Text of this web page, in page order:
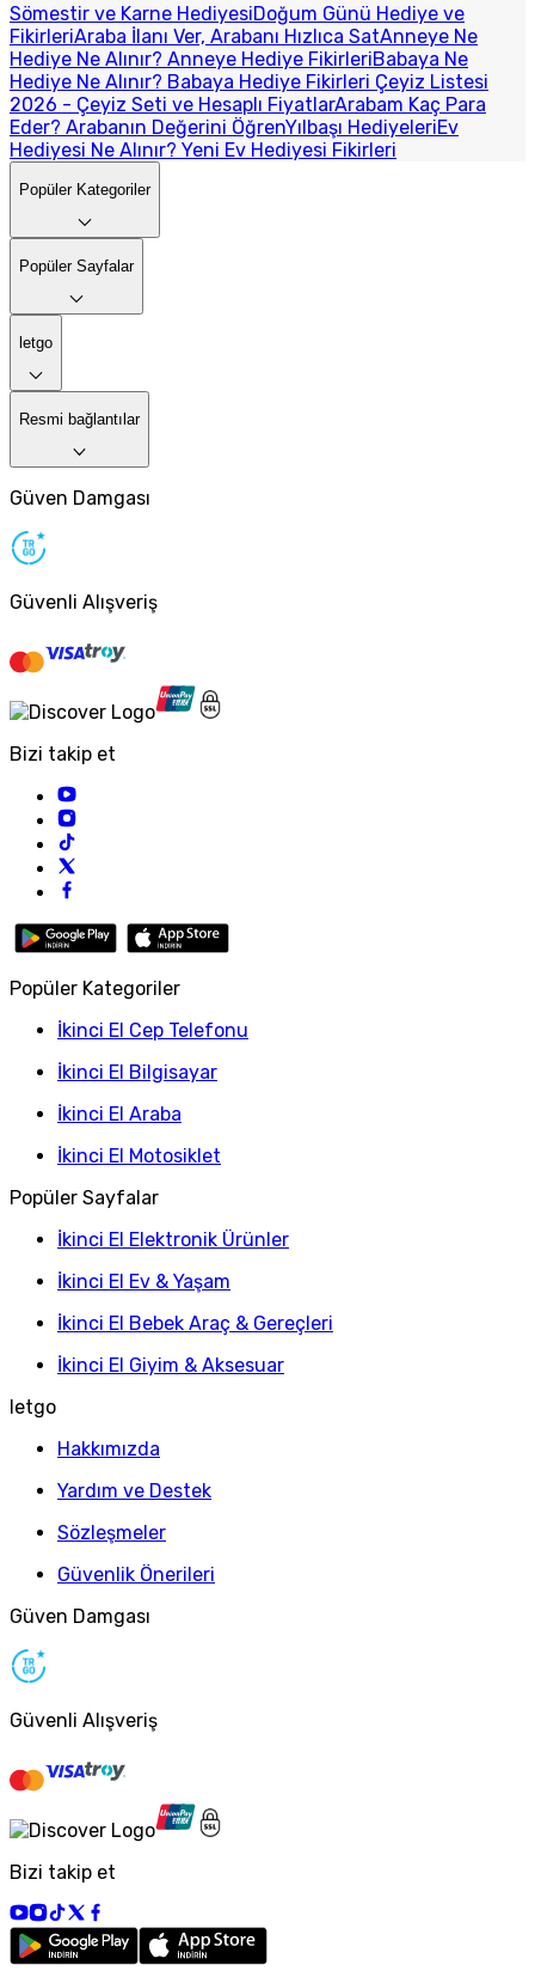
Sömestir ve Karne HediyesiDoğum Günü Hediye ve
FikirleriAraba İlanı Ver, Arabanı Hızlıca SatAnneye Ne
Hediye Ne Alınır? Anneye Hediye FikirleriBabaya Ne
Hediye Ne Alınır? Babaya Hediye Fikirleri Çeyiz Listesi
2026 - Çeyiz Seti ve Hesaplı FiyatlarArabam Kaç Para
Eder? Arabanın Değerini ÖğrenYılbaşı HediyeleriEv
Hediyesi Ne Alınır? Yeni Ev Hediyesi Fikirleri
Popüler Kategoriler
Popüler Sayfalar
letgo
Resmi bağlantılar
Güven Damgası
Güvenli Alışveriş
Bizi takip et
Popüler Kategoriler
İkinci El Cep Telefonu
İkinci El Bilgisayar
İkinci El Araba
İkinci El Motosiklet
Popüler Sayfalar
İkinci El Elektronik Ürünler
İkinci El Ev & Yaşam
İkinci El Bebek Araç & Gereçleri
İkinci El Giyim & Aksesuar
letgo
Hakkımızda
Yardım ve Destek
Sözleşmeler
Güvenlik Önerileri
Güven Damgası
Güvenli Alışveriş
Bizi takip et